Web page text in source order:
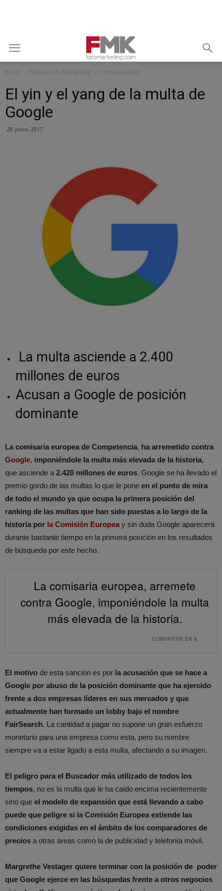
Inicio Noticias de Marketing Comunicación
El yin y el yang de la multa de
Google
28 junio, 2017
La multa asciende a 2.400
millones de euros
Acusan a Google de posición
dominante
La comisaria europea de Competencia, ha arremetido contra
Google, imponiéndole la multa más elevada de la historia,
que asciende a 2.420 millones de euros. Google se ha llevado el
premio gordo de las multas lo que le pone en el punto de mira
de todo el mundo ya que ocupa la primera posición del
ranking de las multas que han sido puestas a lo largo de la
historia por la Comisión Europea y sin duda Google aparecerá
durante bastante tiempo en la primera posición en los resultados
de búsqueda por este hecho.
La comisaria europea, arremete
contra Google, imponiéndole la multa
más elevada de la historia.
COMPARTIR EN X
El motivo de esta sanción es por la acusación que se hace a
Google por abuso de la posición dominante que ha ejercido
frente a dos empresas líderes en sus mercados y que
actualmente han formado un lobby bajo el nombre
FairSearch. La cantidad a pagar no supone un gran esfuerzo
monetario para una empresa como esta, pero su nombre
siempre va a estar ligado a esta multa, afectando a su imagen.
El peligro para el Buscador más utilizado de todos los
tiempos, no es la multa que le ha caído encima recientemente
sino que el modelo de expansión que está llevando a cabo
puede que peligre si la Comisión Europea extiende las
condiciones exigidas en el ámbito de los comparadores de
precios a otras áreas como la de publicidad y telefonía móvil.
Margrethe Vestager quiere terminar con la posición de poder
que Google ejerce en las búsquedas frente a otros negocios